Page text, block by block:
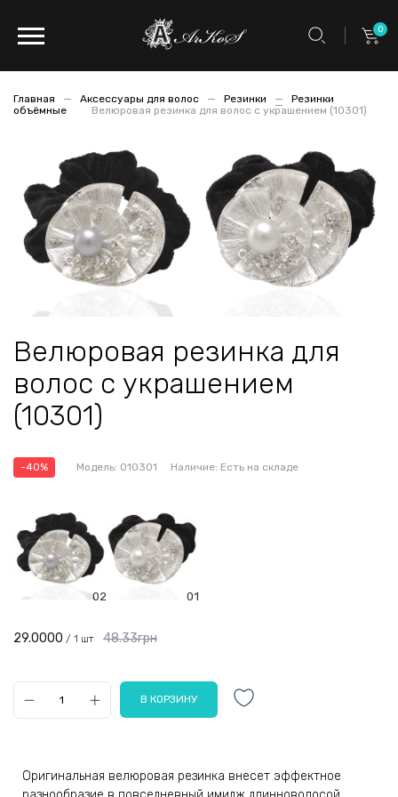
0
Главная Аксессуары для волос Резинки
Резинки
объёмные
Велюровая резинка для волос с украшением (10301)
Велюровая резинка для
волос с украшением
(10301)
-40% Модель: 010301 Наличие: Есть на складе
02 01
48.33грн
29.0000 / 1 шт
Оригинальная велюровая резинка внесет эффектное